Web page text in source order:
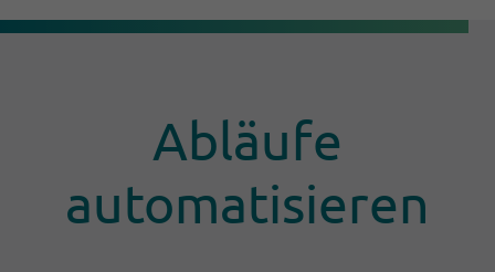
Abläufe
automatisieren